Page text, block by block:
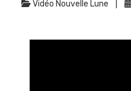
Vidéo Nouvelle Lune